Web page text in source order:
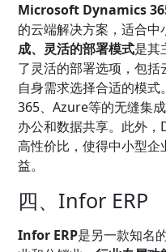
Microsoft Dynamics
的云端解决方案，适合中
成、灵活的部署模式是其
了灵活的部署选项，包
自身需求选择合适的模
365、Azure等的无缝集
办公和数据共享。此外
高性价比，使得中小型
益。
四、Infor ERP
Infor ERP是另一款知名